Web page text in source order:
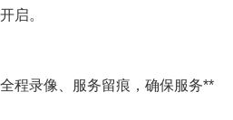
启。
程录像、服务留痕，确保服务**